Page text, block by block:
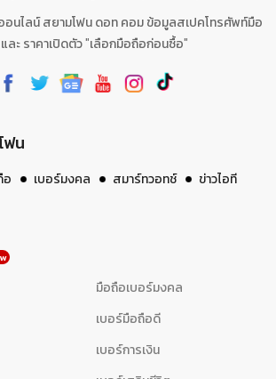
นไลน์ สยามโฟน ดอท คอม ข้อมูลสเปคโทรศัพท์มือ
ละ ราคาเปิดตัว "เลือกมือถือก่อนซื้อ"
ฟน
อ เบอร์มงคล สมาร์ทวอทช์
ข่าวไอที
มือถือเบอร์มงคล
เบอร์มือถือดี
เบอร์การเงิน